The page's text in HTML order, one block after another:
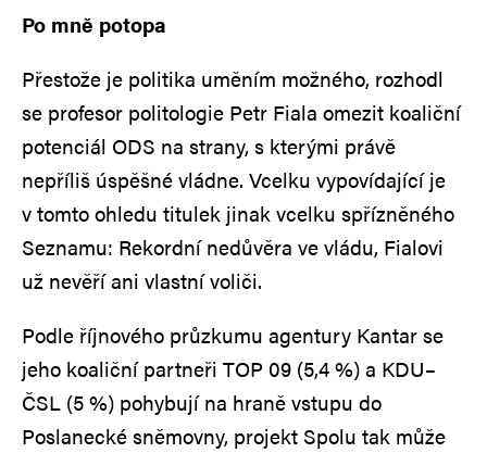
Po mně potopa
Přestože je politika uměním možného, rozhodl
se profesor politologie Petr Fiala omezit koaliční
potenciál ODS na strany, s kterými právě
nepříliš úspěšné vládne. Vcelku vypovídající je
v tomto ohledu titulek jinak vcelku spřízněného
Seznamu: Rekordní nedůvěra ve vládu, Fialovi
už nevěří ani vlastní voliči.
Podle říjnového průzkumu agentury Kantar se
jeho koaliční partneři TOP 09 (5,4 %) a KDU–
ČSL (5 %) pohybují na hraně vstupu do
Poslanecké sněmovny, projekt Spolu tak může